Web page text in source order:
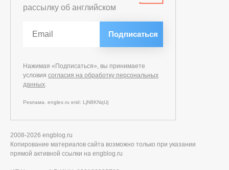
рассылку об английском
Нажимая «Подписаться», вы принимаете
условия согласия на обработку персональных
данных.
Реклама. englex.ru erid: LjN8KNqUj
2008-2026 engblog.ru
Копирование материалов сайта возможно только при указании
прямой активной ссылки на engblog.ru